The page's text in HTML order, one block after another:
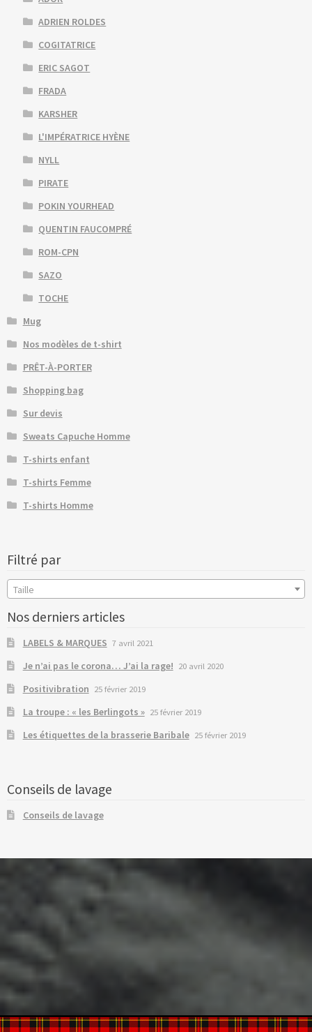
ADRIEN ROLDES
COGITATRICE
ERIC SAGOT
FRADA
KARSHER
L'IMPÉRATRICE HYÈNE
NYLL
PIRATE
POKIN YOURHEAD
QUENTIN FAUCOMPRÉ
ROM-CPN
SAZO
TOCHE
Mug
Nos modèles de t-shirt
PRÊT-À-PORTER
Shopping bag
Sur devis
Sweats Capuche Homme
T-shirts enfant
T-shirts Femme
T-shirts Homme
Filtré par
Taille
Nos derniers articles
LABELS & MARQUES 7 avril 2021
Je n’ai pas le corona… J’ai la rage! 20 avril 2020
Positivibration 25 février 2019
La troupe : « les Berlingots » 25 février 2019
Les étiquettes de la brasserie Baribale 25 février 2019
Conseils de lavage
Conseils de lavage